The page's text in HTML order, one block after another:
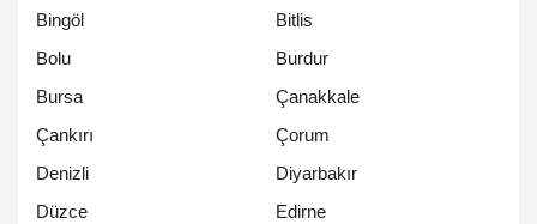
Bingöl
Bitlis
Bolu
Burdur
Bursa
Çanakkale
Çankırı
Çorum
Denizli
Diyarbakır
Düzce
Edirne